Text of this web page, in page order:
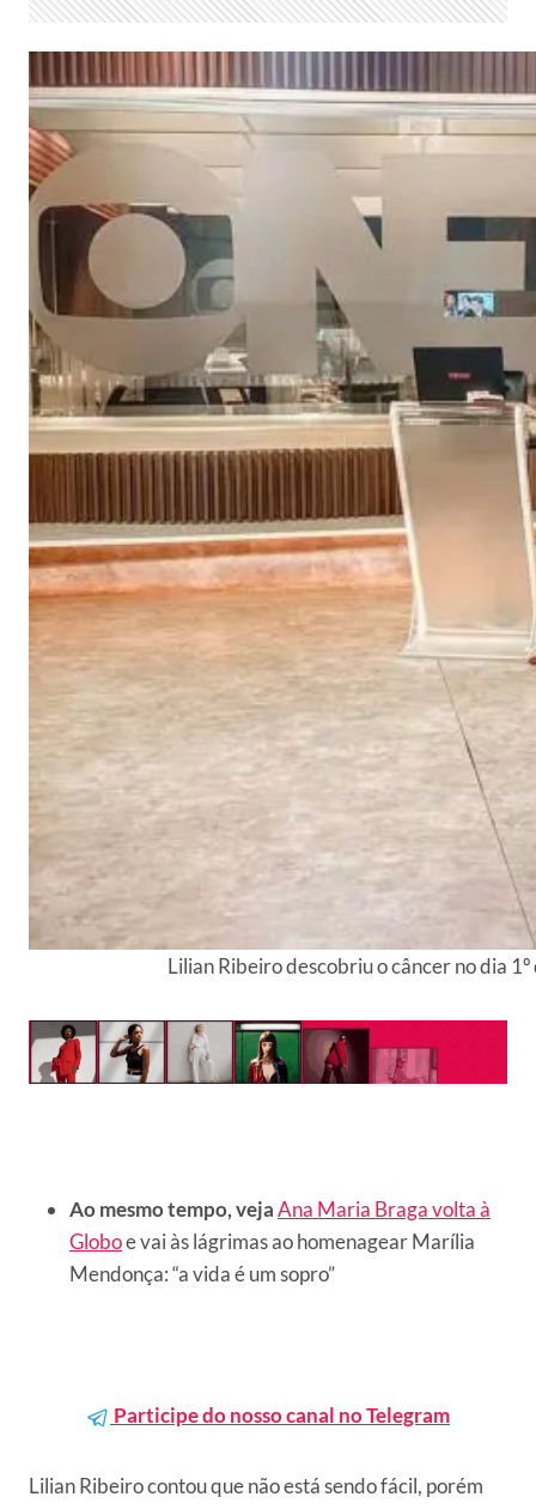
Lilian Ribeiro descobriu o câncer no dia
Ao mesmo tempo, vejaAna Maria Braga volta à
Globoe vai às lágrimas ao homenagear Marília
Mendonça: “a vida é um sopro”
Participe do nosso canal no Telegram
Lilian Ribeiro contou que não está sendo fácil, porém